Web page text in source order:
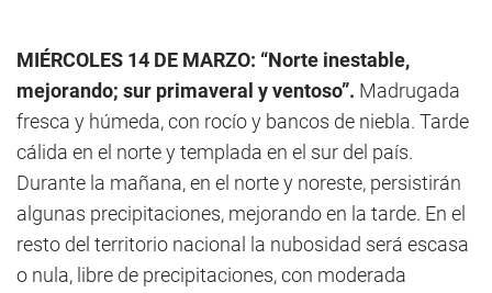
MIÉRCOLES 14 DE MARZO: “Norte inestable,
mejorando; sur primaveral y ventoso”. Madrugada
fresca y húmeda, con rocío y bancos de niebla. Tarde
cálida en el norte y templada en el sur del país.
Durante la mañana, en el norte y noreste, persistirán
algunas precipitaciones, mejorando en la tarde. En el
resto del territorio nacional la nubosidad será escasa
o nula, libre de precipitaciones, con moderada